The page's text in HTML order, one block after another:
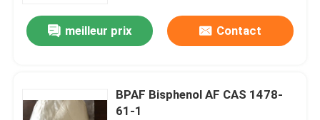
meilleur prix Contact
BPAF Bisphenol AF CAS 1478-
61-1